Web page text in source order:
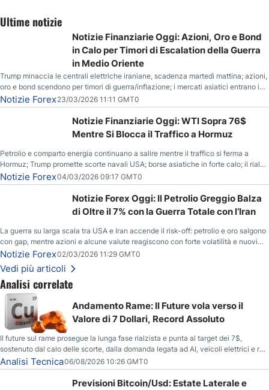
Ultime notizie
Notizie Finanziarie Oggi: Azioni, Oro e Bond
in Calo per Timori di Escalation della Guerra
in Medio Oriente
Trump minaccia le centrali elettriche iraniane, scadenza martedì mattina; azioni,
oro e bond scendono per timori di guerra/inflazione; i mercati asiatici entrano in
correzione; il petrolio greggio resta stabile.
Notizie Forex23/03/2026 11:11 GMT0
Notizie Finanziarie Oggi: WTI Sopra 76$
Mentre Si Blocca il Traffico a Hormuz
Petrolio e comparto energia continuano a salire mentre il traffico si ferma a
Hormuz; Trump promette scorte navali USA; borse asiatiche in forte calo; il rialzo
del gas naturale mette pressione all’euro.
Notizie Forex04/03/2026 09:17 GMT0
Notizie Forex Oggi: Il Petrolio Greggio Balza
di Oltre il 7% con la Guerra Totale con l’Iran
La guerra su larga scala tra USA e Iran accende il risk-off: petrolio e oro salgono
con gap, mentre azioni e alcune valute reagiscono con forte volatilità e nuovi
livelli da monitorare.
Notizie Forex02/03/2026 11:29 GMT0
Vedi più articoli
Analisi correlate
Andamento Rame: Il Future vola verso il
Valore di 7 Dollari, Record Assoluto
Il future sul rame prosegue la lunga fase rialzista e punta al target dei 7$,
sostenuto dal calo delle scorte, dalla domanda legata ad AI, veicoli elettrici e reti
energetiche, e dai timori di deficit produttivo dal 2028.
Analisi Tecnica06/08/2026 10:26 GMT0
Previsioni Bitcoin/Usd: Estate Laterale e